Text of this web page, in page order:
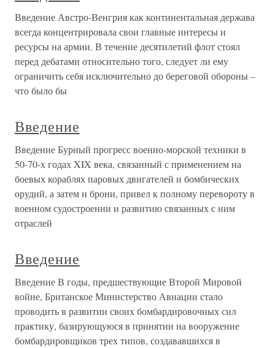
Введение Австро-Венгрия как континентальная держава
всегда концентрировала свои главные интересы и
ресурсы на армии. В течение десятилетий флот стоял
перед дебатами относительно того, следует ли ему
ограничить себя исключительно до береговой обороны –
что было бы
Введение
Введение Бурный прогресс военно-морской техники в
50-70-х годах XIX века, связанный с применением на
боевых кораблях паровых двигателей и бомбических
орудий, а затем и брони, привел к полному перевороту в
военном судостроении и развитию связанных с ним
отраслей
Введение
Введение В годы, предшествующие Второй Мировой
войне, Британское Министерство Авиации стало
проводить в развитии своих бомбардировочных сил
практику, базирующуюся в принятии на вооружение
бомбардировщиков трех типов, создававшихся в